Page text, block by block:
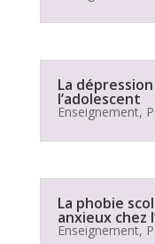
La
l’adolescent
Enseignement,
La phobie
anxieux chez
Enseignement,